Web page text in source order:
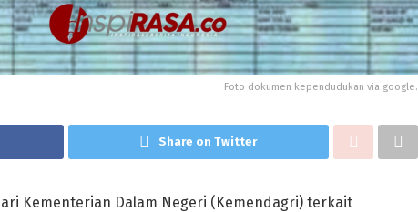
Foto dokumen kependudukan via google.
Share on Twitter
Kementerian Dalam Negeri (Kemendagri) terkait